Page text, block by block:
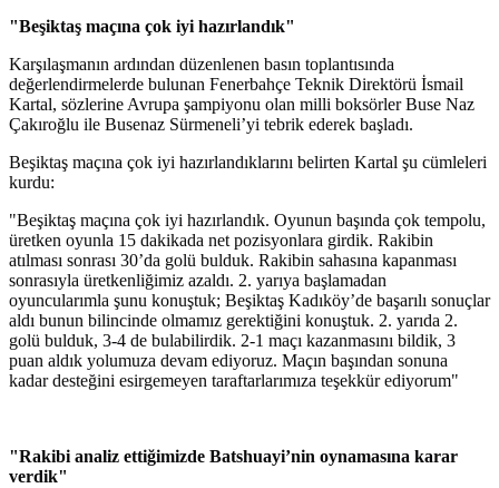
"Beşiktaş maçına çok iyi hazırlandık"
Karşılaşmanın ardından düzenlenen basın toplantısında
değerlendirmelerde bulunan Fenerbahçe Teknik Direktörü İsmail
Kartal, sözlerine Avrupa şampiyonu olan milli boksörler Buse Naz
Çakıroğlu ile Busenaz Sürmeneli’yi tebrik ederek başladı.
Beşiktaş maçına çok iyi hazırlandıklarını belirten Kartal şu cümleleri
kurdu:
"Beşiktaş maçına çok iyi hazırlandık. Oyunun başında çok tempolu,
üretken oyunla 15 dakikada net pozisyonlara girdik. Rakibin
atılması sonrası 30’da golü bulduk. Rakibin sahasına kapanması
sonrasıyla üretkenliğimiz azaldı. 2. yarıya başlamadan
oyuncularımla şunu konuştuk; Beşiktaş Kadıköy’de başarılı sonuçlar
aldı bunun bilincinde olmamız gerektiğini konuştuk. 2. yarıda 2.
golü bulduk, 3-4 de bulabilirdik. 2-1 maçı kazanmasını bildik, 3
puan aldık yolumuza devam ediyoruz. Maçın başından sonuna
kadar desteğini esirgemeyen taraftarlarımıza teşekkür ediyorum"
"Rakibi analiz ettiğimizde Batshuayi’nin oynamasına karar
verdik"